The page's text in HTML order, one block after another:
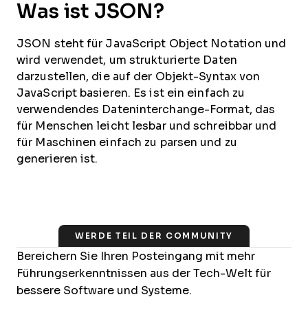
Was ist JSON?
JSON steht für JavaScript Object Notation und
wird verwendet, um strukturierte Daten
darzustellen, die auf der Objekt-Syntax von
JavaScript basieren. Es ist ein einfach zu
verwendendes Dateninterchange-Format, das
für Menschen leicht lesbar und schreibbar und
für Maschinen einfach zu parsen und zu
generieren ist.
WERDE TEIL DER COMMUNITY
Bereichern Sie Ihren Posteingang mit mehr
Führungserkenntnissen aus der Tech-Welt für
bessere Software und Systeme.